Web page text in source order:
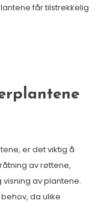
får tilstrekkelig
er det viktig å
av røttene,
av plantene.
da ulike